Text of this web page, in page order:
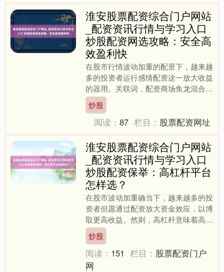
淮安股票配资综合门户网站
_配资资讯行情与学习入口
炒股配资网选攻略：安全高
效盈利快
在股市行情波动加重的配景下，越来越
多的投资者运行感情配资这一放大收益
的器用。关联词，配资商场鱼龙混合，
选错平台不仅无法终了“盈利快”的方
针，反而可能靠近资金亏损....
炒股
阅读：87 栏目： 股票配资网址
淮安股票配资综合门户网站
_配资资讯行情与学习入口
炒股配资保举：高杠杆平台
怎样选？
在股市波动加重确当下，越来越多的投
资者但愿通过配资放大资金效应，以博
取更高收益。然则，高杠杆意味着高风
险，怎样从稠密配资平台中挑选出靠
谱、合规且合适本身需求的机....
炒股
阅读： 151 栏目： 股票配资门户
网